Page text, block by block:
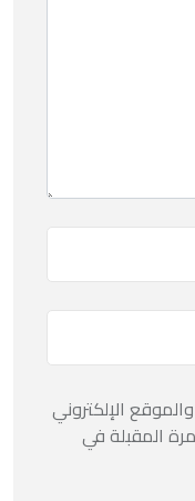
الإلكتروني
المقبلة في